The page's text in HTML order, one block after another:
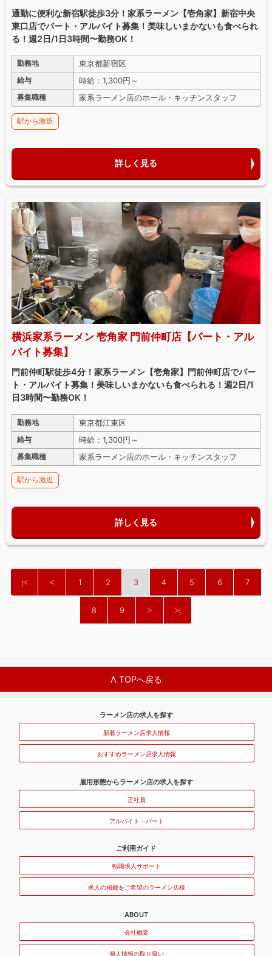
通勤に便利な新宿駅徒歩3分！家系ラーメン【壱角家】新宿中央
東口店でパート・アルバイト募集！美味しいまかないも食べられ
る！週2日/1日3時間〜勤務OK！
勤務地 東京都新宿区
給与 時給：1,300円～
募集職種 家系ラーメン店のホール・キッチンスタッフ
駅から激近
詳しく見る
横浜家系ラーメン 壱角家 門前仲町店【パート・アル
バイト募集】
門前仲町駅徒歩4分！家系ラーメン【壱角家】門前仲町店でパー
ト・アルバイト募集！美味しいまかないも食べられる！週2日/1
日3時間〜勤務OK！
勤務地 東京都江東区
給与 時給：1,300円～
募集職種 家系ラーメン店のホール・キッチンスタッフ
駅から激近
詳しく見る
1 2 3 4 5 6 7
8 9
Λ TOPへ戻る
ラーメン店の求人を探す
新着ラーメン店求人情報
おすすめラーメン店求人情報
雇用形態からラーメン店の求人を探す
正社員
アルバイト・パート
ご利用ガイド
転職求人サポート
求人の掲載をご希望のラーメン店様
ABOUT
会社概要
個人情報の取り扱い